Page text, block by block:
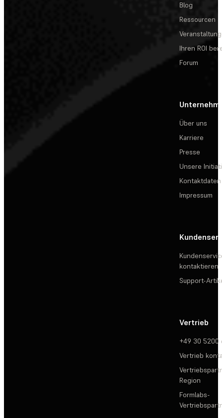
Blog
Ressourcen
Ihren ROI
Forum
Über uns
Karriere
Presse
Unsere
Kontaktdaten
Impressum
kontaktieren
Support-
Vertrieb
+49 30 5200
Vertrieb
Region
Formlabs-